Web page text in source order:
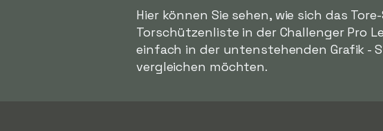
Hier können Sie sehen, wie sich das
Torschützenliste in der Challenger Pro
einfach in der untenstehenden Grafik -
vergleichen möchten.